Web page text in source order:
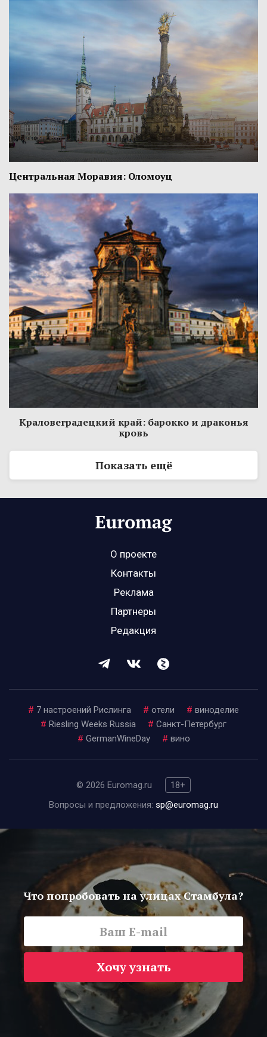
Центральная Моравия: Оломоуц
Краловеградецкий край: барокко и драконья
кровь
Показать ещё
О проекте
Контакты
Реклама
Партнеры
Редакция
# 7 настроений Рислинга # отели # виноделие
# Riesling Weeks Russia # Санкт-Петербург
# GermanWineDay # вино
© 2026 Euromag.ru
18+
Вопросы и предложения: sp@euromag.ru
Что попробовать на улицах Стамбула?
Хочу узнать